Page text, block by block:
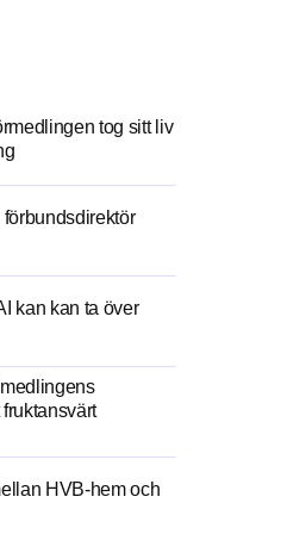
tog sitt liv
kan kan ta över
fruktansvärt
HVB-hem och